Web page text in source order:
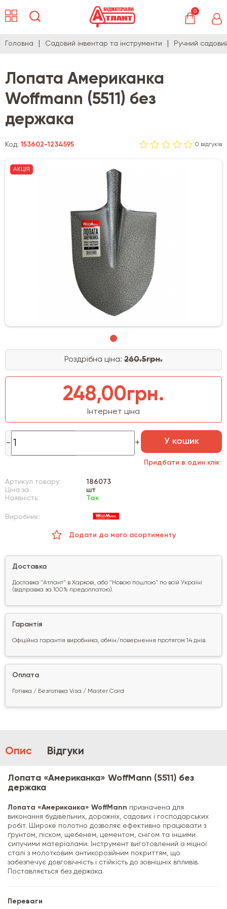
0
Головна Садовий інвентар та інструменти Ручний
Лопата Американка
Woffmann (5511) без
держака
Код:153602-1234595 0 відгуків
АКЦІЯ
Роздрібна ціна: 260.5грн.
248,00грн.
Інтернет ціна
У кошик
Придбати в один клік
Артикул товару:
186073
Ціна за
шт
Наявність:
Так
Виробник:
Додати до мого асортименту
Доставка
Доставка "Атлант" в Харкові, або "Новою поштою" по всій Україні
(відправка за 100% предоплатою).
Гарантія
Офіційна гарантія виробника, обмін/повернення протягом 14 днів.
Оплата
Готівка / Безготівка Visa / Master Card
Опис Відгуки
Лопата «Американка» WoffMann (5511) без
держака
Лопата «Американка» WoffMann призначена для
виконання будівельних, дорожніх, садових і господарських
робіт. Широке полотно дозволяє ефективно працювати з
ґрунтом, піском, щебенем, цементом, снігом та іншими
сипучими матеріалами. Інструмент виготовлений із міцної
сталі з молотковим антикорозійним покриттям, що
забезпечує довговічність і стійкість до зовнішніх впливів.
Поставляється без держака.
Переваги